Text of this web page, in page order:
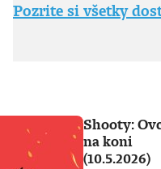
Pozrite si všetky
Shooty:
na koni
(10.5.2026)